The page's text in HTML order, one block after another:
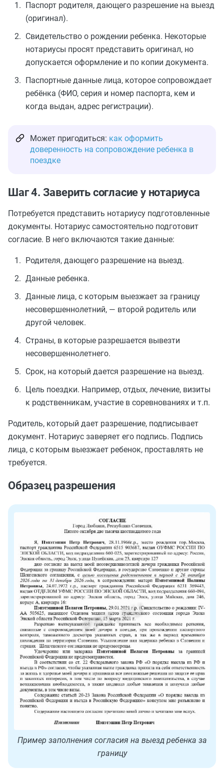
Паспорт родителя, дающего разрешение на выезд
(оригинал).
Свидетельство о рождении ребенка. Некоторые
нотариусы просят представить оригинал, но
допускается оформление и по копии документа.
Паспортные данные лица, которое сопровождает
ребёнка (ФИО, серия и номер паспорта, кем и
когда выдан, адрес регистрации).
Может пригодиться: как оформить
доверенность на сопровождение ребенка в
поездке
Шаг 4. Заверить согласие у нотариуса
Потребуется представить нотариусу подготовленные
документы. Нотариус самостоятельно подготовит
согласие. В него включаются такие данные:
Родителя, дающего разрешение на выезд.
Данные ребенка.
Данные лица, с которым выезжает за границу
несовершеннолетний, — второй родитель или
другой человек.
Страны, в которые разрешается вывезти
несовершеннолетнего.
Срок, на который дается разрешение на выезд.
Цель поездки. Например, отдых, лечение, визиты
к родственникам, участие в соревнованиях и т.п.
Родитель, который дает разрешение, подписывает
документ. Нотариус заверяет его подпись. Подпись
лица, с которым выезжает ребенок, проставлять не
требуется.
Образец разрешения
Пример заполнения согласия на выезд ребенка за
границу